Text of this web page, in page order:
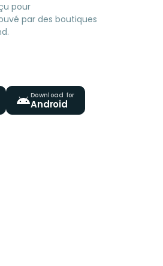
pour
par des boutiques
Download for
Android